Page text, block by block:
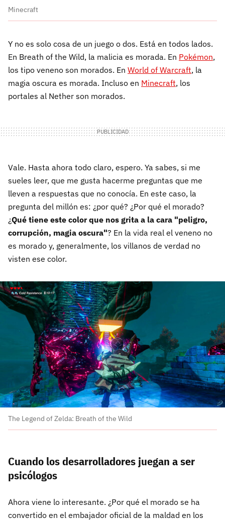
Minecraft
Y no es solo cosa de un juego o dos. Está en todos lados.
En Breath of the Wild, la malicia es morada. En Pokémon,
los tipo veneno son morados. En World of Warcraft, la
magia oscura es morada. Incluso en Minecraft, los
portales al Nether son morados.
Vale. Hasta ahora todo claro, espero. Ya sabes, si me
sueles leer, que me gusta hacerme preguntas que me
lleven a respuestas que no conocía. En este caso, la
pregunta del millón es: ¿por qué? ¿Por qué el morado?
¿Qué tiene este color que nos grita a la cara "peligro,
corrupción, magia oscura"? En la vida real el veneno no
es morado y, generalmente, los villanos de verdad no
visten ese color.
The Legend of Zelda: Breath of the Wild
Cuando los desarrolladores juegan a ser
psicólogos
Ahora viene lo interesante. ¿Por qué el morado se ha
convertido en el embajador oficial de la maldad en los